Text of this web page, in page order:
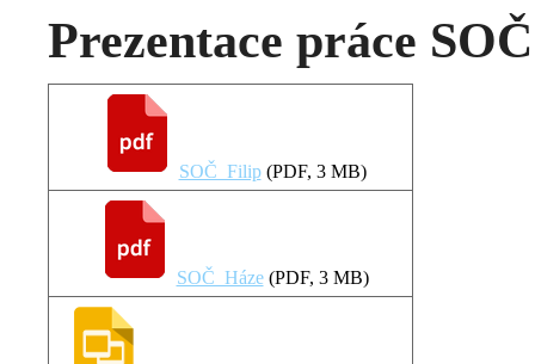
Prezentace práce
SOČ_Filip(PDF, 3 MB)
SOČ_Háze(PDF, 3 MB)